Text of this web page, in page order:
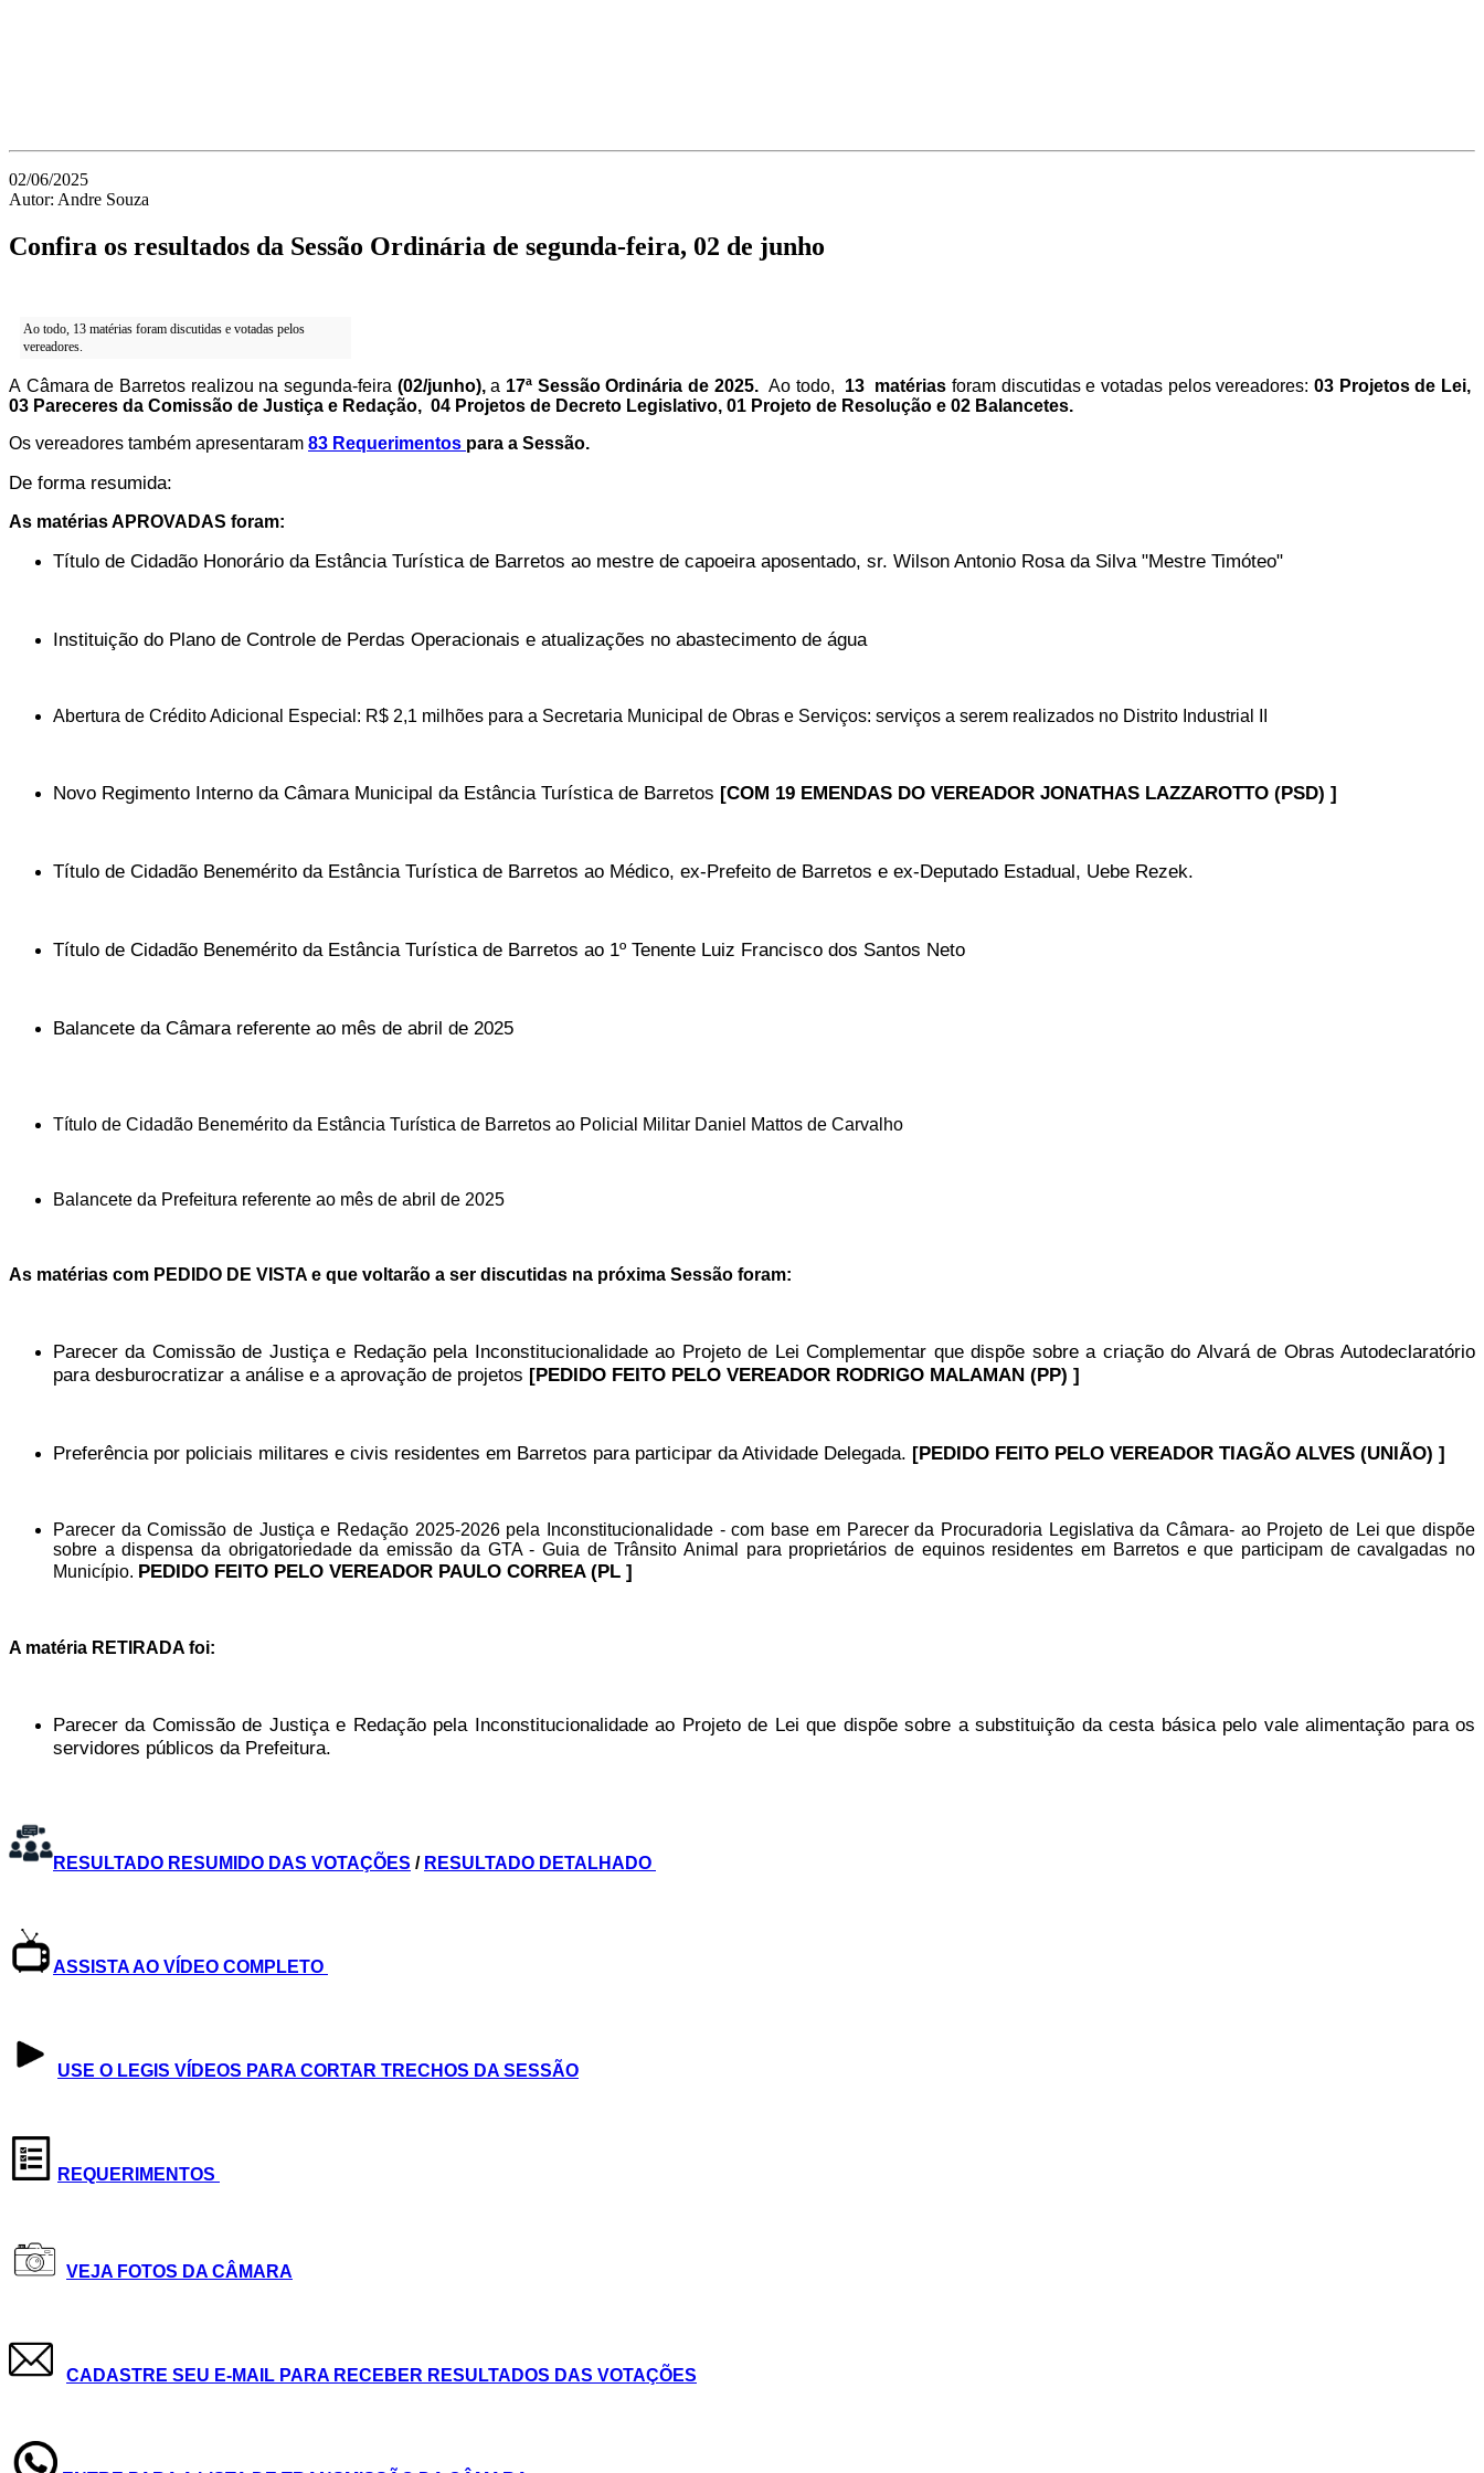
02/06/2025
Autor: Andre Souza
Confira os resultados da Sessão Ordinária de segunda-feira, 02 de junho
Ao todo, 13 matérias foram discutidas e votadas pelos
vereadores.
A Câmara de Barretos realizou na segunda-feira (02/junho),a 17ª Sessão Ordinária de 2025. Ao todo, 13 matériasforam discutidas e votadas pelos vereadores:03 Projetos de Lei,
03 Pareceres da Comissão de Justiça e Redação, 04 Projetos de Decreto Legislativo, 01 Projeto de Resolução e 02 Balancetes.
Os vereadores também apresentaram 83 Requerimentos para a Sessão.
De forma resumida:
As matérias APROVADAS foram:
Título de Cidadão Honorário da Estância Turística de Barretos ao mestre de capoeira aposentado, sr. Wilson Antonio Rosa da Silva "Mestre Timóteo"
Instituição do Plano de Controle de Perdas Operacionais e atualizações no abastecimento de água
Abertura de Crédito Adicional Especial: R$ 2,1 milhões para a Secretaria Municipal de Obras e Serviços: serviços a serem realizados no Distrito Industrial II
Novo Regimento Interno da Câmara Municipal da Estância Turística de Barretos [COM 19 EMENDAS DO VEREADOR JONATHAS LAZZAROTTO (PSD) ]
Título de Cidadão Benemérito da Estância Turística de Barretos ao Médico, ex-Prefeito de Barretos e ex-Deputado Estadual, Uebe Rezek.
Título de Cidadão Benemérito da Estância Turística de Barretos ao 1º Tenente Luiz Francisco dos Santos Neto
Balancete da Câmara referente ao mês de abril de 2025
Título de Cidadão Benemérito da Estância Turística de Barretos ao Policial Militar Daniel Mattos de Carvalho
Balancete da Prefeitura referente ao mês de abril de 2025
As matérias com PEDIDO DE VISTA e que voltarão a ser discutidas na próxima Sessão foram:
Parecer da Comissão de Justiça e Redação pela Inconstitucionalidade ao Projeto de Lei Complementar que dispõe sobre a criação do Alvará de Obras Autodeclaratório
para desburocratizar a análise e a aprovação de projetos [PEDIDO FEITO PELO VEREADOR RODRIGO MALAMAN (PP) ]
Preferência por policiais militares e civis residentes em Barretos para participar da Atividade Delegada. [PEDIDO FEITO PELO VEREADOR TIAGÃO ALVES (UNIÃO) ]
Parecer da Comissão de Justiça e Redação 2025-2026 pela Inconstitucionalidade - com base em Parecer da Procuradoria Legislativa da Câmara- ao Projeto de Lei que dispõe
sobre a dispensa da obrigatoriedade da emissão da GTA - Guia de Trânsito Animal para proprietários de equinos residentes em Barretos e que participam de cavalgadas no
Município. PEDIDO FEITO PELO VEREADOR PAULO CORREA (PL ]
A matéria RETIRADA foi:
Parecer da Comissão de Justiça e Redação pela Inconstitucionalidade ao Projeto de Lei que dispõe sobre a substituição da cesta básica pelo vale alimentação para os
servidores públicos da Prefeitura.
RESULTADO RESUMIDO DAS VOTAÇÕES / RESULTADO DETALHADO
ASSISTA AO VÍDEO COMPLETO
USE O LEGIS VÍDEOS PARA CORTAR TRECHOS DA SESSÃO
REQUERIMENTOS
VEJA FOTOS DA CÂMARA
CADASTRE SEU E-MAIL PARA RECEBER RESULTADOS DAS VOTAÇÕES